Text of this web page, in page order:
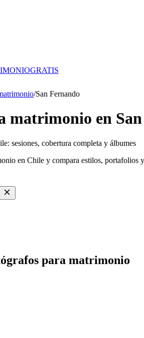
GRATIS
/San Fernando
matrimonio en
sesiones, cobertura completa y álbumes
en Chile y compara estilos,
para matrimonio